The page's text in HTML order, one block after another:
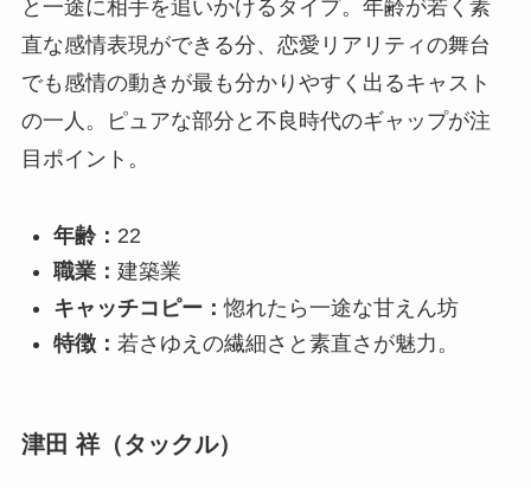
と一途に相手を追いかけるタイプ。年齢が若く素
直な感情表現ができる分、恋愛リアリティの舞台
でも感情の動きが最も分かりやすく出るキャスト
の一人。ピュアな部分と不良時代のギャップが注
目ポイント。
年齢： 22
職業： 建築業
キャッチコピー：惚れたら一途な甘えん坊
特徴： 若さゆえの繊細さと素直さが魅力。
津田 祥（タックル）